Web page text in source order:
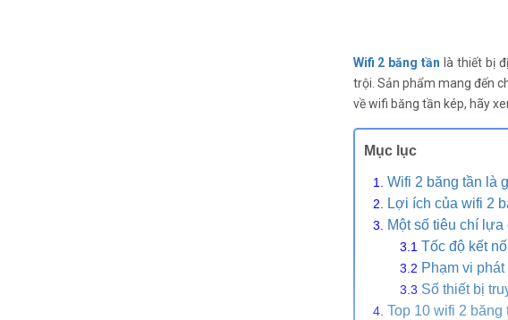
Wifi 2 băng tần là thiết bị
trội. Sản phẩm mang đến
về wifi băng tần kép, hãy
Mục lục
Wifi 2 băng tần là
Lợi ích của wifi 2
Một số tiêu chí
Tốc độ kết
Phạm vi phát
Số thiết bị
Top 10 wifi 2 băng